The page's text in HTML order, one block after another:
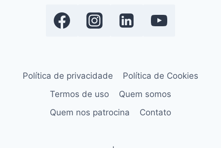
Política de privacidade
Política de Cookies
Termos de uso
Quem somos
Quem nos patrocina
Contato